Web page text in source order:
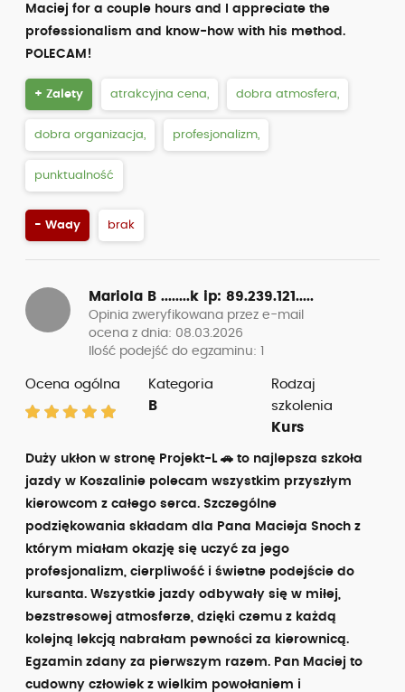
Maciej for a couple hours and I appreciate the
professionalism and know-how with his method.
POLECAM!
+ Zalety atrakcyjna cena, dobra atmosfera,
dobra organizacja, profesjonalizm,
punktualność
- Wady brak
Mariola B ........k ip: 89.239.121.....
Opinia zweryfikowana przez e-mail
ocena z dnia: 08.03.2026
Ilość podejść do egzaminu: 1
Ocena ogólna
Kategoria
B
Rodzaj
szkolenia
Kurs
Duży ukłon w stronę Projekt-L 🚗 to najlepsza szkoła
jazdy w Koszalinie polecam wszystkim przyszłym
kierowcom z całego serca. Szczególne
podziękowania składam dla Pana Macieja Snoch z
którym miałam okazję się uczyć za jego
profesjonalizm, cierpliwość i świetne podejście do
kursanta. Wszystkie jazdy odbywały się w miłej,
bezstresowej atmosferze, dzięki czemu z każdą
kolejną lekcją nabrałam pewności za kierownicą.
Egzamin zdany za pierwszym razem. Pan Maciej to
cudowny człowiek z wielkim powołaniem i